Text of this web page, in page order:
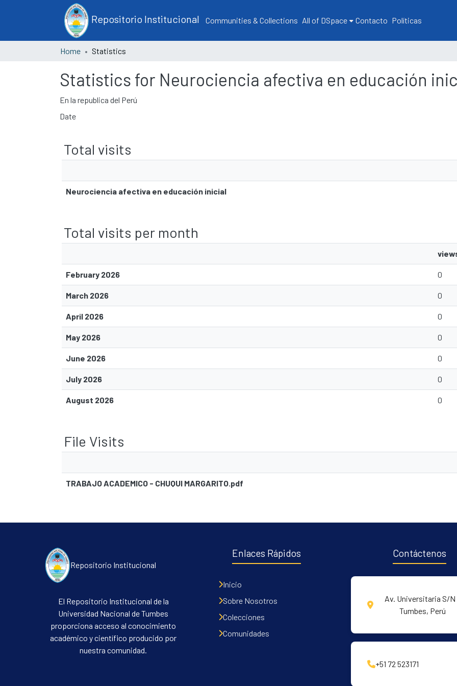
Repositorio Institucional Communities & Collections All of DSpace Contacto Políticas
Home Statistics
Statistics for Neurociencia afectiva en educación
En la republica del Perú
Date
Total visits
Neurociencia afectiva en educación inicial
Total visits per month
February 2026 0
March 2026 0
April 2026 0
May 2026 0
June 2026 0
July 2026 0
August 2026 0
File Visits
TRABAJO ACADEMICO - CHUQUI MARGARITO.pdf
Repositorio Institucional
El Repositorio Institucional de la
Universidad Nacional de Tumbes
proporciona acceso al conocimiento
académico y científico producido por
nuestra comunidad.
Enlaces Rápidos
Inicio
Sobre Nosotros
Colecciones
Comunidades
Contáctenos
Av. Universitaria S/N
Tumbes, Perú
+51 72 523171